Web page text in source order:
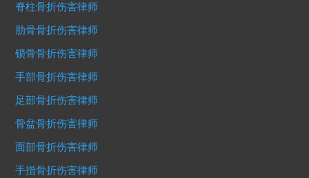
脊柱骨折伤害律师
肋骨骨折伤害律师
锁骨骨折伤害律师
手部骨折伤害律师
足部骨折伤害律师
骨盆骨折伤害律师
面部骨折伤害律师
手指骨折伤害律师